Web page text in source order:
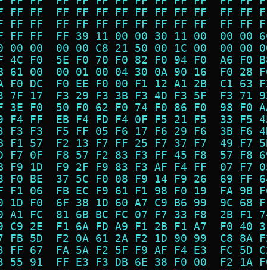
FF FF  FF FF FF FF FF FF FF FF  FF
FF FF  FF FF FF FF FF FF FF FF  FF
FF FF  FF 39 11 00 00 30 11 00  00
00 00  00 00 C8 21 50 00 1C 00  00
4C F0  5E F0 70 F0 82 F0 94 F0  A6
61 00  00 01 00 04 30 0A 90 16  F0
F0 DC  F0 EE F0 00 F1 12 A1 2B  C1
7F 17  F3 29 F3 3B F3 4D F3 5F  F3
3E F0  50 F0 62 F0 74 F0 86 F0  98
F4 FF  EB F4 FD F4 0F F5 21 F5  33
F3 F3  F5 FF 05 F6 17 F6 29 F6  3B
F1 57  F2 13 F7 FF 25 F7 37 F7  49
F7 0F  F8 57 F2 83 F3 FF 45 F8  57
F9 1D  F9 2F F9 83 F3 AF F4 FF  07
F0 BE  37 5C F0 08 F9 14 F9 26  69
F1 06  FB EC F9 61 F1 98 F0 19  FA
1D F0  6F 38 1D 60 A7 C9 B6 99  9C
A1 FC  81 6B BC FC 07 F7 33 F8  2B
C9 2E  F1 6A FD A9 F1 2B F1 A7  F0
FB 5D  F2 0A 61 2A F2 1D 90 99  C8
FF 67  FA 5A F2 5F F9 AF F4 E3  FC
55 91  FF E3 F3 DB 6E 38 F0 00  F2